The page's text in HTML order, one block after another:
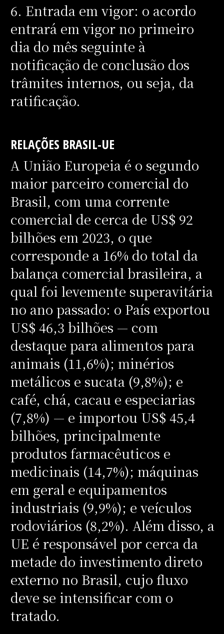
6. Entrada em vigor: o acordo
entrará em vigor no primeiro
dia do mês seguinte à
notificação de conclusão dos
trâmites internos, ou seja, da
ratificação.
RELAÇÕES BRASIL-UE
A União Europeia é o segundo
maior parceiro comercial do
Brasil, com uma corrente
comercial de cerca de US$ 92
bilhões em 2023, o que
corresponde a 16% do total da
balança comercial brasileira, a
qual foi levemente superavitária
no ano passado: o País exportou
US$ 46,3 bilhões — com
destaque para alimentos para
animais (11,6%); minérios
metálicos e sucata (9,8%); e
café, chá, cacau e especiarias
(7,8%) — e importou US$ 45,4
bilhões, principalmente
produtos farmacêuticos e
medicinais (14,7%); máquinas
em geral e equipamentos
industriais (9,9%); e veículos
rodoviários (8,2%). Além disso, a
UE é responsável por cerca da
metade do investimento direto
externo no Brasil, cujo fluxo
deve se intensificar com o
tratado.